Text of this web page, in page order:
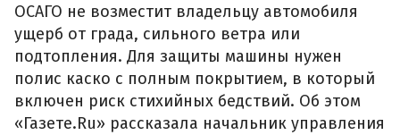
ОСАГО не возместит владельцу автомобиля
ущерб от града, сильного ветра или
подтопления. Для защиты машины нужен
полис каско с полным покрытием, в который
включен риск стихийных бедствий. Об этом
«Газете.Ru» рассказала начальник управления